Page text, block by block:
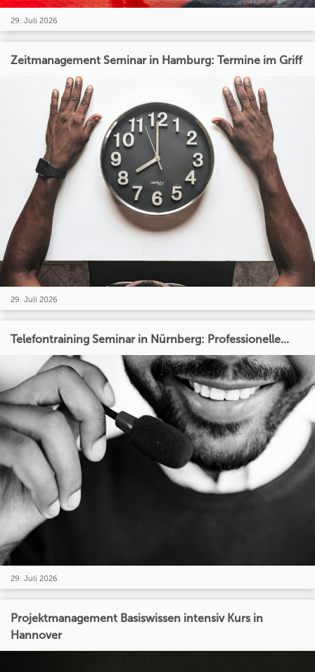
29. Juli 2026
Zeitmanagement Seminar in Hamburg: Termine im Griff
29. Juli 2026
Telefontraining Seminar in Nürnberg: Professionelle...
29. Juli 2026
Projektmanagement Basiswissen intensiv Kurs in
Hannover